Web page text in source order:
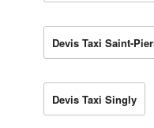
Devis Taxi Saint-
Devis Taxi Singly